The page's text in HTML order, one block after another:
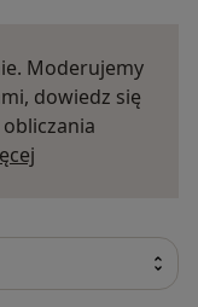
Moderujemy
dowiedz się